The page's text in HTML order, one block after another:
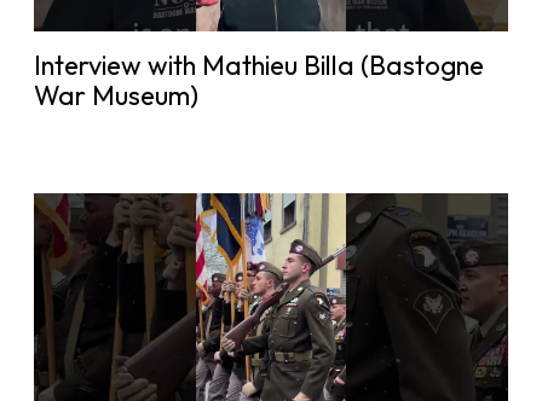
Interview with Mathieu Billa (Bastogne
War Museum)